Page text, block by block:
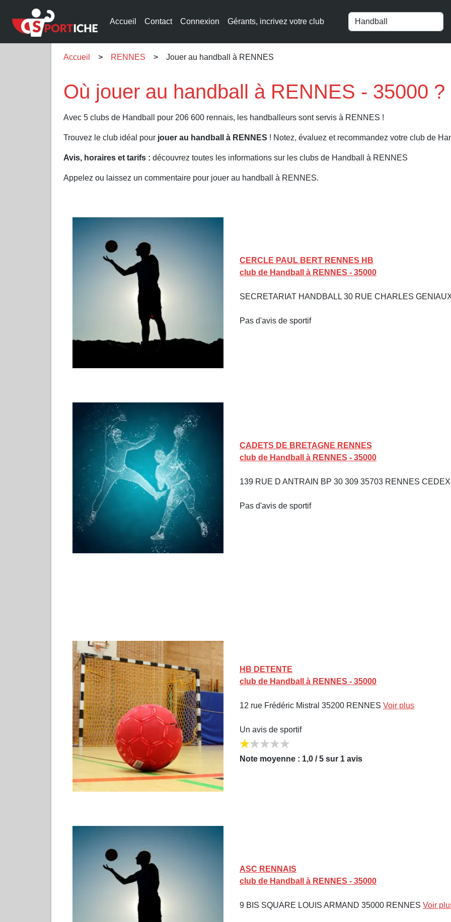
Accueil Contact Connexion Gérants, incrivez votre club
Accueil RENNES Jouer au handball à RENNES
Où jouer au handball à RENNES - 35000 ?
Avec 5 clubs de Handball pour 206 600 rennais, les handballeurs sont servis à RENNES !
Trouvez le club idéal pour jouer au handball à RENNES ! Notez, évaluez et recommandez votre club de
Avis, horaires et tarifs : découvrez toutes les informations sur les clubs de Handball à RENNES
Appelez ou laissez un commentaire pour jouer au handball à RENNES.
CERCLE PAUL BERT RENNES HB
club de Handball à RENNES - 35000
SECRETARIAT HANDBALL 30 RUE CHARLES
Pas d'avis de sportif
CADETS DE BRETAGNE RENNES
club de Handball à RENNES - 35000
139 RUE D ANTRAIN BP 30 309 35703 RENNES
Pas d'avis de sportif
HB DETENTE
club de Handball à RENNES - 35000
12 rue Frédéric Mistral 35200 RENNES Voir plus
Un avis de sportif
Note moyenne : 1,0 / 5 sur 1 avis
ASC RENNAIS
club de Handball à RENNES - 35000
9 BIS SQUARE LOUIS ARMAND 35000 RENNES Voir